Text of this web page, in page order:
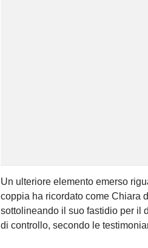
Un ulteriore elemento emerso
coppia ha ricordato come Chiara
sottolineando il suo fastidio per il
di controllo, secondo le